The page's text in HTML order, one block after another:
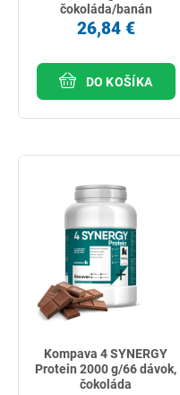
čokoláda/banán
26,84 €
DO KOŠÍKA
Kompava 4 SYNERGY
Protein 2000 g/66 dávok,
čokoláda